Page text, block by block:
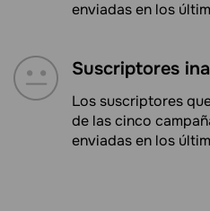
enviadas en los
Suscriptores
Los suscriptores
de las cinco
enviadas en los